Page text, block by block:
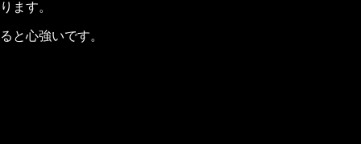
ます。
と心強いです。